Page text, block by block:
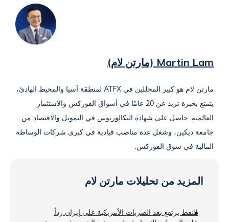
Martin Lam (مارتن لام)
مارتن لام هو كبير المحللين في ATFX لمنطقة آسيا والمحيط الهادئ،
يتمتع بخبرة تزيد عن 20 عامًا في أسواق الفوركس والاستثمار
العالمية. حاصل على شهادة البكالوريوس في التمويل والاقتصاد من
جامعة ديكين، وشغل عدة مناصب قيادية في كبرى شركات الوساطة
المالية في سوق الفوركس.
المزيد من تحليلات مارتن لام
النفط يرتفع بعد الضربات الأمريكية على إيران رداً